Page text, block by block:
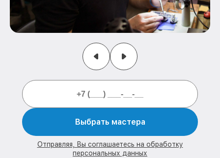
Выбрать мастера
Отправляя, Вы соглашаетесь на обработку
персональных данных